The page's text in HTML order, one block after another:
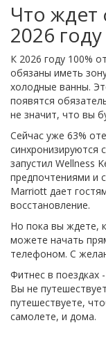
Что ждет
2026 году
К 2026 году 100%
обязаны иметь
холодные ванны.
появятся
не значит, что вы
Сейчас уже 63%
синхронизируются
запустил Wellness
предпочтениями и
Marriott дает
восстановление.
Но пока вы ждете,
можете начать
телефоном. С
Фитнес в поездках
Вы не
путешествуете,
самолете, и дома.